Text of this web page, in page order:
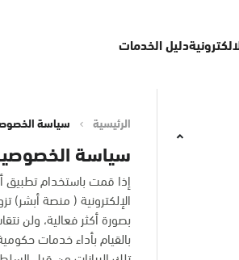
دليل الخدمات
الرئيسية سياسة
سياسة
إذا قمت باستخدام تطبيق
الإلكترونية ( منصة أبشر)
بصورة أكثر فعالية، ولن
بالقيام بأداء خدمات